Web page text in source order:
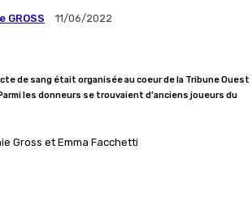
GROSS 11/06/2022
de sang était organisée au coeur de la Tribune Ouest
les donneurs se trouvaient d’anciens joueurs du
Gross et Emma Facchetti